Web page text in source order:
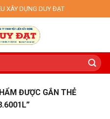
XÂY DỰNG DUY ĐẠT
ĐƯỢC GẮN THẺ